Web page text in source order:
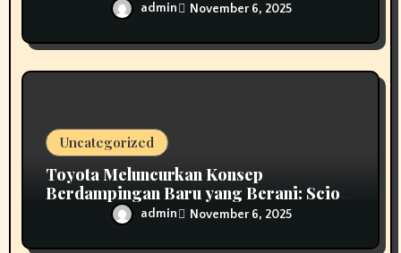
admin November 6, 2025
Uncategorized
Toyota Meluncurkan Konsep
Berdampingan Baru yang Berani: Scion
admin November 6, 2025